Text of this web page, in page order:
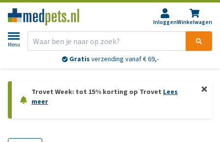
InloggenWinkelwagen
Menu
Gratis verzending vanaf € 69,-
Trovet Week: tot 15% korting op Trovet Lees
meer